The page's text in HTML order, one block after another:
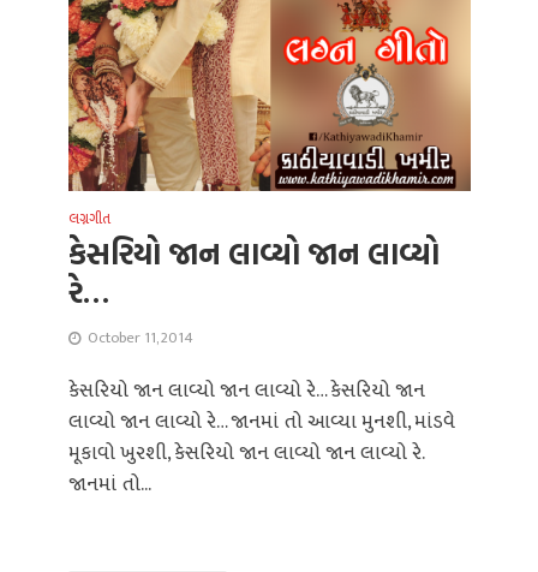
લગ્નગીત
કેસરિયો જાન લાવ્યો જાન લાવ્યો
રે…
October 11, 2014
કેસરિયો જાન લાવ્યો જાન લાવ્યો રે… કેસરિયો જાન
લાવ્યો જાન લાવ્યો રે… જાનમાં તો આવ્યા મુનશી, માંડવે
મૂકાવો ખુરશી, કેસરિયો જાન લાવ્યો જાન લાવ્યો રે.
જાનમાં તો...